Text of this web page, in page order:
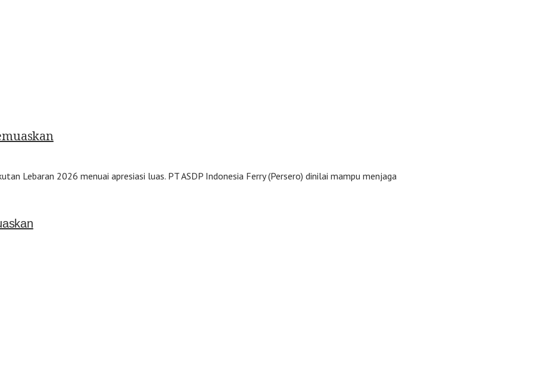
Lebaran 2026 menuai apresiasi luas. PT ASDP Indonesia Ferry (Persero) dinilai mampu menjaga